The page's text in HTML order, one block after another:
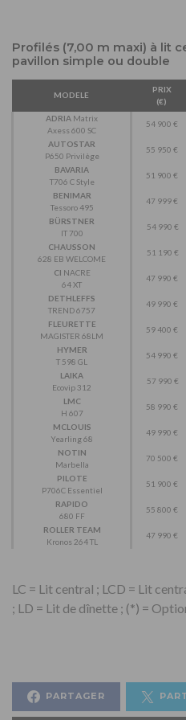
Profilés (7,00 m maxi) à lit
pavillon simple ou double
MODELE
PRIX
(€)
ADRIA Matrix
Axess 600 SC
54 900 €
AUTOSTAR
P650 Privilège
55 950 €
BAVARIA
T706 C Style
51 900 €
BENIMAR
Tessoro 495
47 999 €
BÜRSTNER
IT 700
54 990 €
CHAUSSON
628 EB WELCOME
51 190 €
CI NACRE
64 XT
47 990 €
DETHLEFFS
TREND 6757
49 990 €
FLEURETTE
MAGISTER 68LM
59 400 €
HYMER
T 598 GL
54 990 €
LAIKA
Ecovip 312
57 990 €
LMC
H 607
58 990 €
MCLOUIS
Yearling 68
49 990 €
NOTIN
Marbella
70 500 €
PILOTE
P706C Essentiel
51 900 €
RAPIDO
680 FF
55 800 €
ROLLER TEAM
Kronos 264 TL
47 990 €
LC = Lit central ; LCD = Lit
; LD = Lit de dînette ; (*) =
PARTAGER